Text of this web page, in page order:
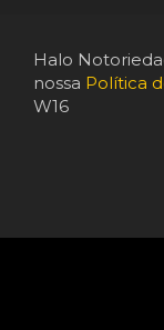
Halo
nossa Política
W16